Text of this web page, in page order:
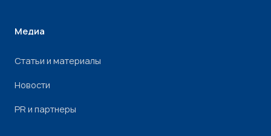
Медиа
Статьи и материалы
Новости
PR и партнеры